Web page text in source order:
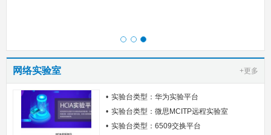
网络实验室 +更多
实验台类型：华为实验平台
实验台类型：微思MCITP远程实验室
实验台类型：6509交换平台